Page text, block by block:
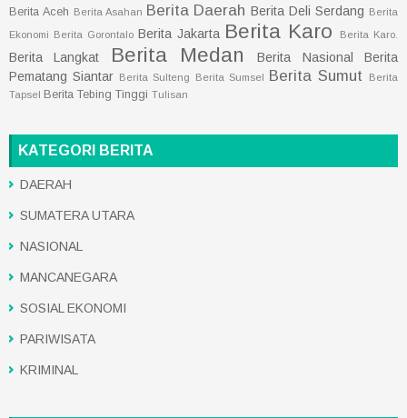
Berita Aceh Berita Asahan Berita Daerah Berita Deli Serdang Berita
Ekonomi Berita Gorontalo Berita Jakarta Berita Karo Berita Karo.
Berita Langkat Berita Medan Berita Nasional
Berita
Pematang Siantar Berita Sulteng Berita Sumsel Berita Sumut
Berita
Tapsel Berita Tebing Tinggi Tulisan
KATEGORI BERITA
DAERAH
SUMATERA UTARA
NASIONAL
MANCANEGARA
SOSIAL EKONOMI
PARIWISATA
KRIMINAL